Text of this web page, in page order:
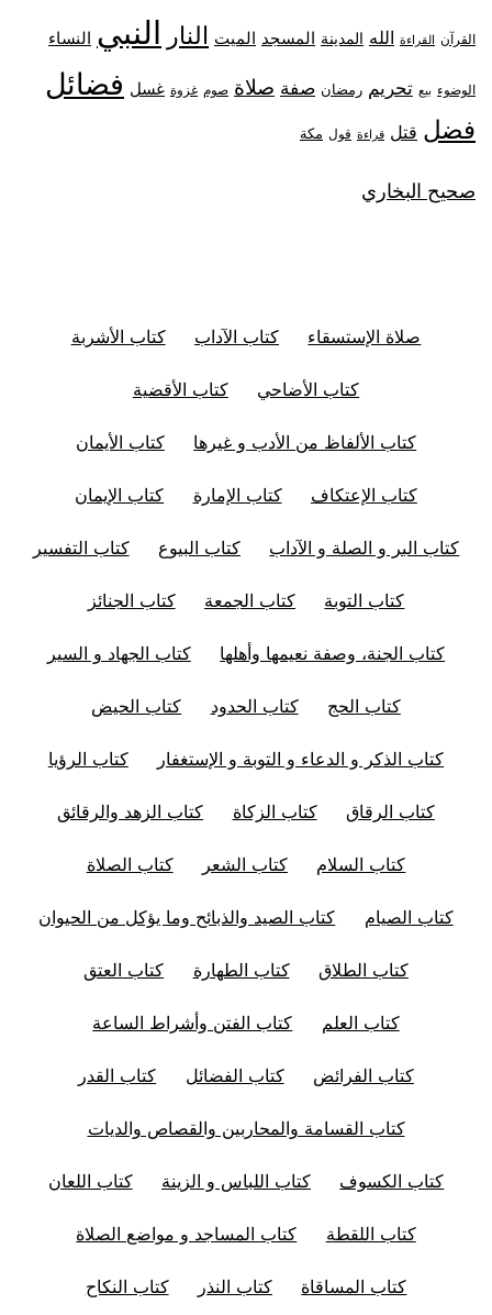
القرآن القراءة الله المدينة المسجد الميت النار النبي النساء
الوضوء بيع تحريم رمضان صفة صلاة صوم غزوة غسل فضائل
فضل قتل قراءة قول مكة
صحيح البخاري
صلاة الإستسقاء كتاب الآداب كتاب الأشربة
كتاب الأضاحي كتاب الأقضية
كتاب الألفاظ من الأدب و غيرها كتاب الأيمان
كتاب الإعتكاف كتاب الإمارة كتاب الإيمان
كتاب البر و الصلة و الآداب كتاب البيوع كتاب التفسير
كتاب التوبة كتاب الجمعة كتاب الجنائز
كتاب الجنة، وصفة نعيمها وأهلها كتاب الجهاد و السير
كتاب الحج كتاب الحدود كتاب الحيض
كتاب الذكر و الدعاء و التوبة و الإستغفار كتاب الرؤيا
كتاب الرقاق كتاب الزكاة كتاب الزهد والرقائق
كتاب السلام كتاب الشعر كتاب الصلاة
كتاب الصيام كتاب الصيد والذبائح وما يؤكل من الحيوان
كتاب الطلاق كتاب الطهارة كتاب العتق
كتاب العلم كتاب الفتن وأشراط الساعة
كتاب الفرائض كتاب الفضائل كتاب القدر
كتاب القسامة والمحاربين والقصاص والديات
كتاب الكسوف كتاب اللباس و الزينة كتاب اللعان
كتاب اللقطة كتاب المساجد و مواضع الصلاة
كتاب المساقاة كتاب النذر كتاب النكاح